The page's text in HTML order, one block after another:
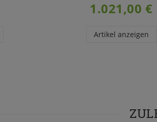
1.021,00 €
Artikel anzeigen